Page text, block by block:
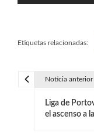
Etiquetas relacionadas:
Noticia anterior
Liga de
el ascenso a